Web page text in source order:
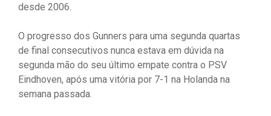
desde 2006.
O progresso dos Gunners para uma segunda quartas
de final consecutivos nunca estava em dúvida na
segunda mão do seu último empate contra o PSV
Eindhoven, após uma vitória por 7-1 na Holanda na
semana passada.